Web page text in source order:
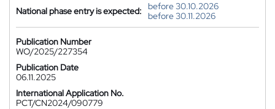
National phase entry is expected:
before 30.10.2026
before 30.11.2026
Publication Number
WO/2025/227354
Publication Date
06.11.2025
International Application No.
PCT/CN2024/090779